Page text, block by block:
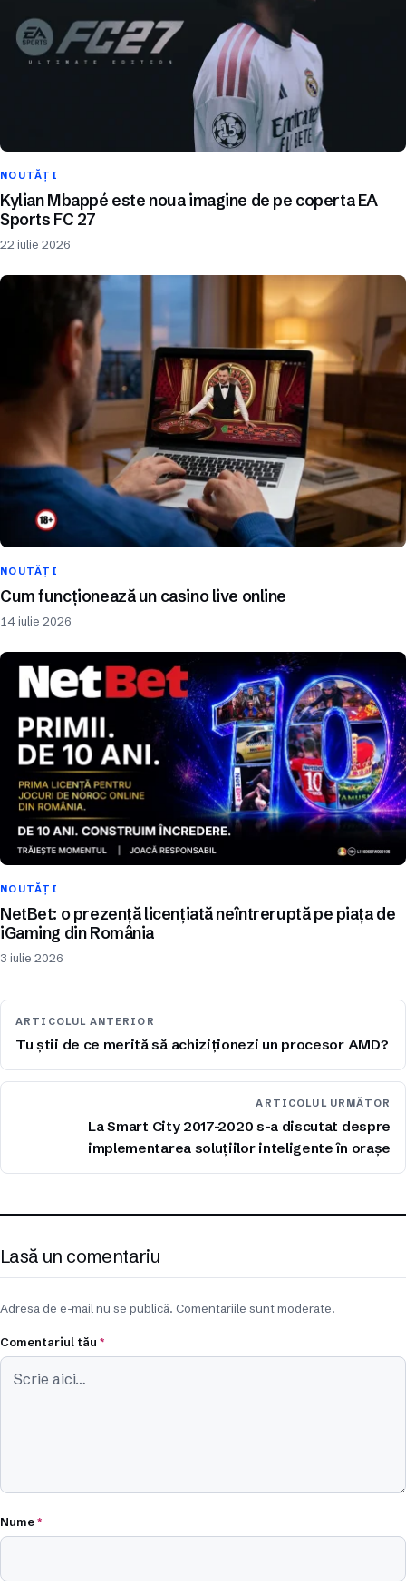
NOUTĂȚI
Kylian Mbappé este noua imagine de pe coperta EA
Sports FC 27
22 iulie 2026
NOUTĂȚI
Cum funcționează un casino live online
14 iulie 2026
NOUTĂȚI
NetBet: o prezență licențiată neîntreruptă pe piața de
iGaming din România
3 iulie 2026
ARTICOLUL ANTERIOR
Tu știi de ce merită să achiziționezi un procesor AMD?
ARTICOLUL URMĂTOR
La Smart City 2017-2020 s-a discutat despre
implementarea soluțiilor inteligente în orașe
Lasă un comentariu
Adresa de e-mail nu se publică. Comentariile sunt moderate.
Comentariul tău *
Nume*